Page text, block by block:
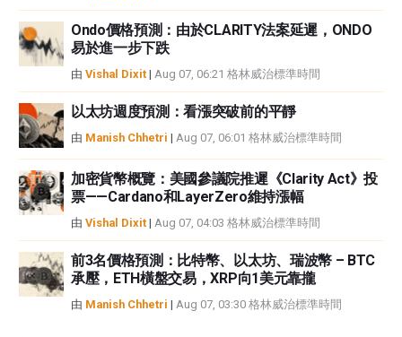
Ondo價格預測：由於CLARITY法案延遲，ONDO
易於進一步下跌
由 Vishal Dixit | Aug 07, 06:21 格林威治標準時間
以太坊週度預測：看漲突破前的平靜
由 Manish Chhetri | Aug 07, 06:01 格林威治標準時間
加密貨幣概覽：美國參議院推遲《Clarity Act》投
票——Cardano和LayerZero維持漲幅
由 Vishal Dixit | Aug 07, 04:03 格林威治標準時間
前3名價格預測：比特幣、以太坊、瑞波幣 – BTC
承壓，ETH橫盤交易，XRP向1美元靠攏
由 Manish Chhetri | Aug 07, 03:30 格林威治標準時間